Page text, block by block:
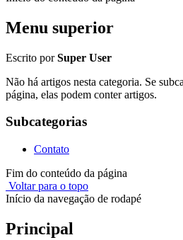
Menu superior
Escrito porSuper User
Não há artigos nesta categoria. Se
página, elas podem conter artigos.
Subcategorias
Contato
Fim do conteúdo da página
Voltar para o topo
Início da navegação de rodapé
Principal